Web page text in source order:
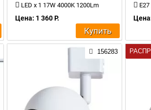
LED x 1 17W 4000K 1200Lm
Цена: 1 360 Р.
Купить
156283